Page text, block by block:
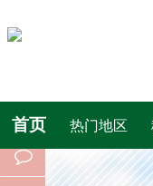
首页 热门地区